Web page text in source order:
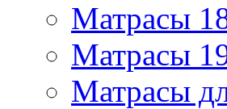
Матрасы
Матрасы
Матрасы